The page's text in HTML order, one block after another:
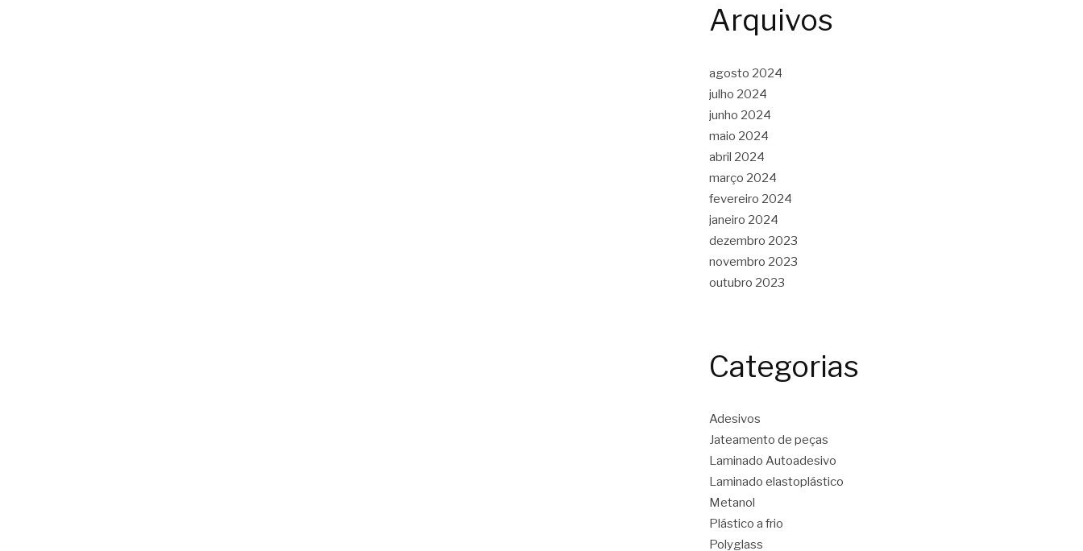
Arquivos
agosto 2024
julho 2024
junho 2024
maio 2024
abril 2024
março 2024
fevereiro 2024
janeiro 2024
dezembro 2023
novembro 2023
outubro 2023
Categorias
Adesivos
Jateamento de peças
Laminado Autoadesivo
Laminado elastoplástico
Metanol
Plástico a frio
Polyglass